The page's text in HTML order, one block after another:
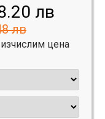
лв
лв
цена